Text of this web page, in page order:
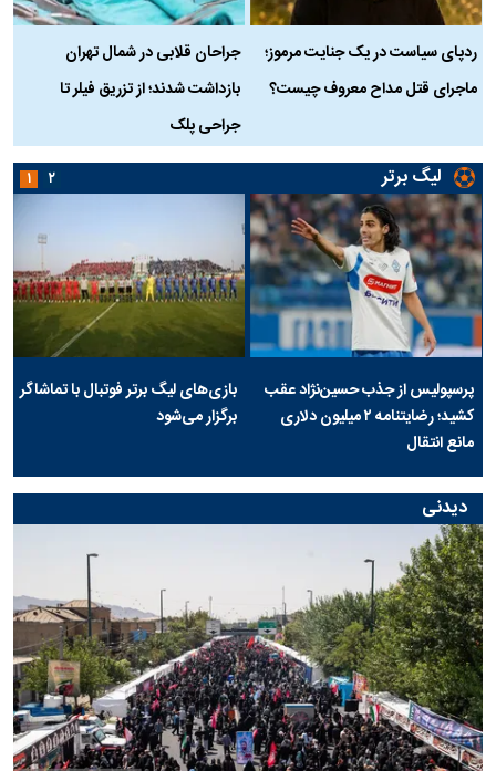
ردپای سیاست در یک جنایت مرموز؛
ماجرای قتل مداح معروف چیست؟
جراحان قلابی در شمال تهران
بازداشت شدند؛ از تزریق فیلر تا
جراحی پلک
لیگ برتر
پرسپولیس از جذب حسین‌نژاد عقب
کشید؛ رضایتنامه ۲ میلیون دلاری
مانع انتقال
بازی‌های لیگ برتر فوتبال با تماشاگر
برگزار می‌شود
۱ ۲
دیدنی